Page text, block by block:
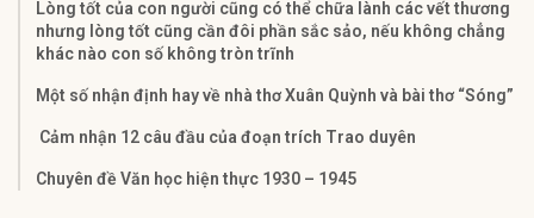
Lòng tốt của con người cũng có thể chữa lành các vết thương
nhưng lòng tốt cũng cần đôi phần sắc sảo, nếu không chẳng
khác nào con số không tròn trĩnh
Một số nhận định hay về nhà thơ Xuân Quỳnh và bài thơ “Sóng”
Cảm nhận 12 câu đầu của đoạn trích Trao duyên
Chuyên đề Văn học hiện thực 1930 – 1945